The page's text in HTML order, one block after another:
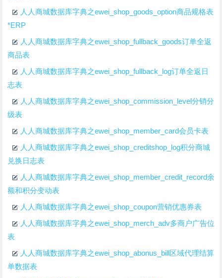
人人商城数据库字典之ewei_shop_goods_option商品规格表
*ERP
人人商城数据库字典之ewei_shop_fullback_goods订单全返
商品表
人人商城数据库字典之ewei_shop_fullback_log订单全返日
志表
人人商城数据库字典之ewei_shop_commission_level分销分
级表
人人商城数据库字典之ewei_shop_member_card会员卡表
人人商城数据库字典之ewei_shop_creditshop_log积分商城
兑换日志表
人人商城数据库字典之ewei_shop_member_credit_record余
额和积分变动表
人人商城数据库字典之ewei_shop_coupon营销优惠券表
人人商城数据库字典之ewei_shop_merch_adv多商户广告位
表
人人商城数据库字典之ewei_shop_abonus_bill区域代理结算
单数据表